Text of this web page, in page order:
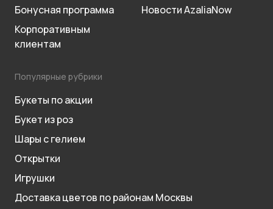
Бонусная программа
Корпоративным
клиентам
Новости AzaliaNow
Популярные рубрики
Букеты по акции
Букет из роз
Шары с гелием
Открытки
Игрушки
Доставка цветов по районам Москвы